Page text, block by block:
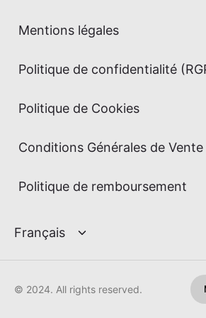
Mentions légales
Politique de confidentialité
Politique de Cookies
Conditions Générales de Vente
Politique de remboursement
© 2024. All rights reserved.